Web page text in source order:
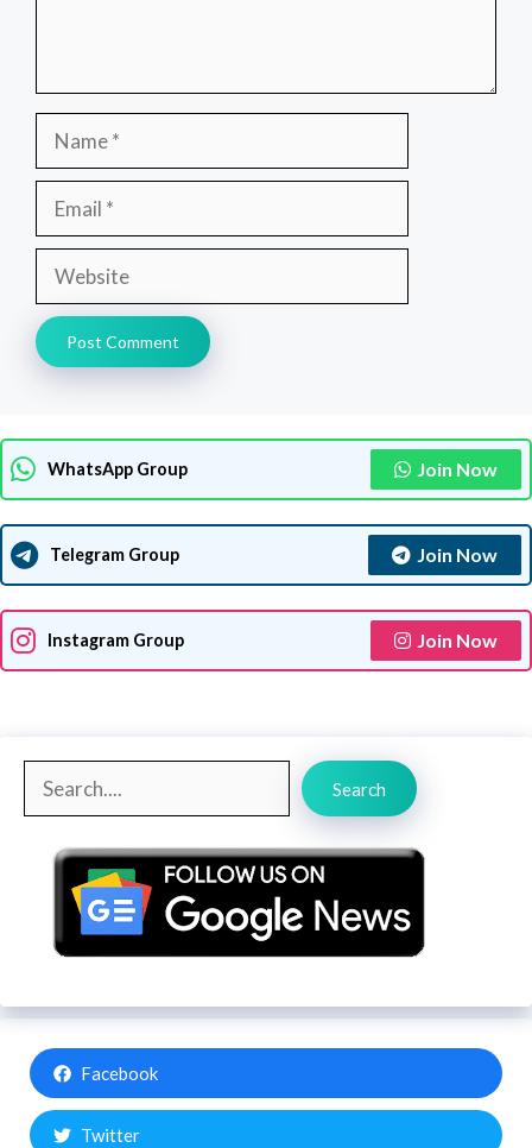
WhatsApp Group Join Now
Telegram Group Join Now
Instagram Group Join Now
Search
Facebook
Twitter